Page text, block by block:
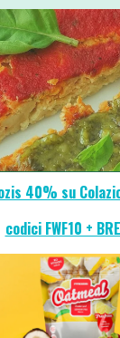
RICETTE
RICETTE
RICETTE
RICETTE
40% su
codici FWF10 +